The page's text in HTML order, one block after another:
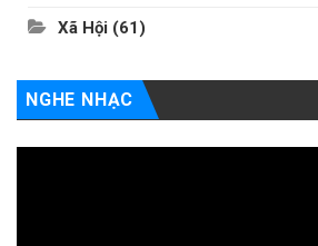
Xã Hội (61)
NGHE NHẠC